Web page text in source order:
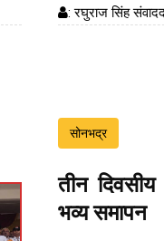
: रघुराज सिंह
सोनभद्र
तीन
भव्य समापन